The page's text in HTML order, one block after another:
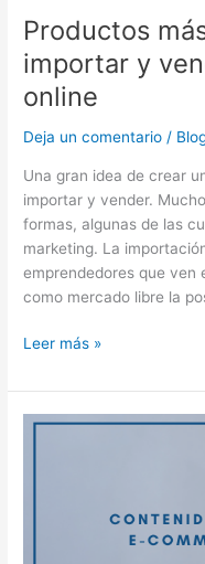
Productos
importar y
online
Deja un comentario /
Una gran idea de crear
importar y vender.
formas, algunas de las
marketing. La
emprendedores que ven
como mercado libre la
Leer más »
Cómo